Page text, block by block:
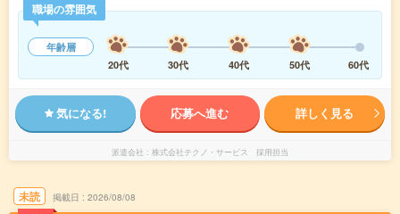
職場の雰囲気
年齢層
20代
30代 40代 50代 60代
気になる! 応募へ進む 詳しく見る
派遣会社 株式会社テクノ・サービス 採用担当
未読 掲載日 2026/08/08